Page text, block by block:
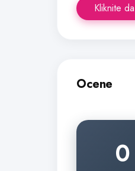
Kliknite
Ocene
0